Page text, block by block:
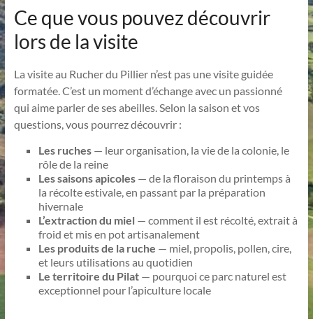
Ce que vous pouvez découvrir
lors de la visite
La visite au Rucher du Pillier n’est pas une visite guidée
formatée. C’est un moment d’échange avec un passionné
qui aime parler de ses abeilles. Selon la saison et vos
questions, vous pourrez découvrir :
Les ruches— leur organisation, la vie de la colonie, le
rôle de la reine
Les saisons apicoles— de la floraison du printemps à
la récolte estivale, en passant par la préparation
hivernale
L’extraction du miel— comment il est récolté, extrait à
froid et mis en pot artisanalement
Les produits de la ruche — miel, propolis, pollen, cire,
et leurs utilisations au quotidien
Le territoire du Pilat— pourquoi ce parc naturel est
exceptionnel pour l’apiculture locale